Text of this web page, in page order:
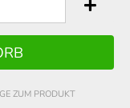
ZUM PRODUKT